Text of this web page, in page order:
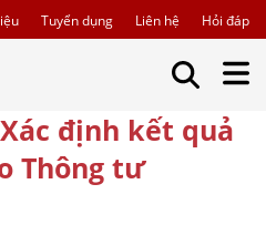
Tuyển dụng Liên hệ Hỏi đáp
định kết quả
Thông tư